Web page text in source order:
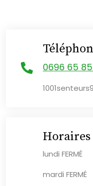
0696 65
Horaires
lundi FERMÉ
mardi FERMÉ